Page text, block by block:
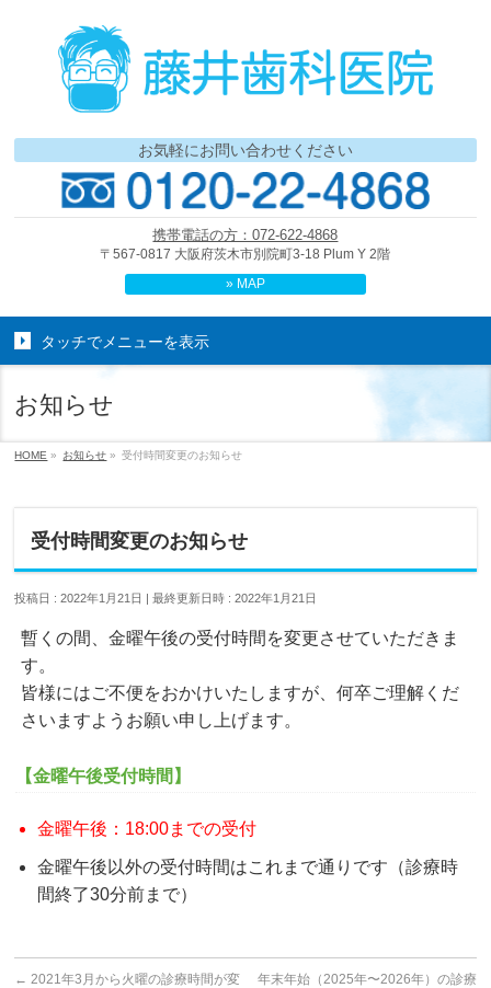
お気軽にお問い合わせください
携帯電話の方：072-622-4868
〒567-0817 大阪府茨木市別院町3-18 Plum Y 2階
» MAP
タッチでメニューを表示
お知らせ
HOME » お知らせ » 受付時間変更のお知らせ
受付時間変更のお知らせ
投稿日 : 2022年1月21日 最終更新日時 : 2022年1月21日
暫くの間、金曜午後の受付時間を変更させていただきま
す。
皆様にはご不便をおかけいたしますが、何卒ご理解くだ
さいますようお願い申し上げます。
【金曜午後受付時間】
金曜午後：18:00までの受付
金曜午後以外の受付時間はこれまで通りです（診療時
間終了30分前まで）
← 2021年3月から火曜の診療時間が変
年末年始（2025年〜2026年）の診療